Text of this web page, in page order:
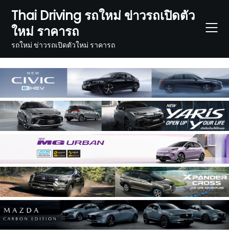
content
Thai Driving รถใหม่ ข่าวรถเปิดตัว
ใหม่ ราคารถ
รถใหม่ ข่าวรถเปิดตัวใหม่ ราคารถ